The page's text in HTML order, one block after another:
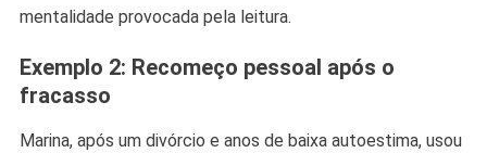
mentalidade provocada pela leitura.
Exemplo 2: Recomeço pessoal após o
fracasso
Marina, após um divórcio e anos de baixa autoestima, usou